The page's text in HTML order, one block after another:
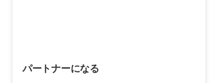
パートナーになる